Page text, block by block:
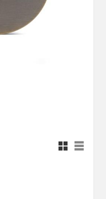
Rutnätsvy
Listvy